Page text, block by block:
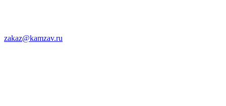
zakaz@kamzav.ru